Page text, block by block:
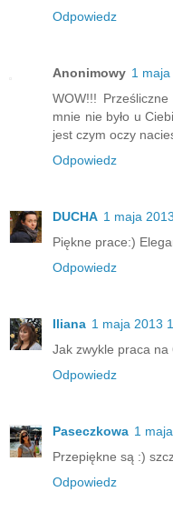
Odpowiedz
Anonimowy 1
WOW!!!
mnie nie było u
jest czym oczy
Odpowiedz
DUCHA 1 maja
Piękne prace:)
Odpowiedz
Iliana 1 maja 2013
Jak zwykle praca
Odpowiedz
Paseczkowa 1
Przepiękne są :)
Odpowiedz